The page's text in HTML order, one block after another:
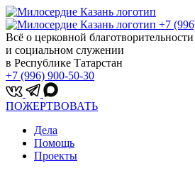
+7
Всё о церковной благотворительности
и социальном служении
в Республике Татарстан
+7 (996) 900-50-30
ПОЖЕРТВОВАТЬ
Дела
Помощь
Проекты